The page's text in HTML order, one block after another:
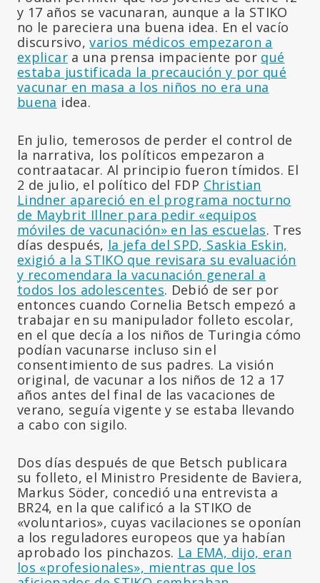
y 17 años se vacunaran, aunque a la STIKO
no le pareciera una buena idea. En el vacío
discursivo,varios médicos empezaron a
explicara una prensa impaciente por qué
estaba justificada la precaución y por qué
vacunar en masa a los niños no era una
buena idea.
En julio, temerosos de perder el control de
la narrativa, los políticos empezaron a
contraatacar. Al principio fueron tímidos. El
2 de julio, el político del FDP Christian
Lindner apareció en el programa nocturno
de Maybrit Illner para pedir «equipos
móviles de vacunación» en las escuelas. Tres
días después, la jefa del SPD, Saskia Eskin,
exigió a la STIKO que revisara su evaluación
y recomendara la vacunación general a
todos los adolescentes. Debió de ser por
entonces cuando Cornelia Betsch empezó a
trabajar en su manipulador folleto escolar,
en el que decía a los niños de Turingia cómo
podían vacunarse incluso sin el
consentimiento de sus padres. La visión
original, de vacunar a los niños de 12 a 17
años antes del final de las vacaciones de
verano, seguía vigente y se estaba llevando
a cabo con sigilo.
Dos días después de que Betsch publicara
su folleto, el Ministro Presidente de Baviera,
Markus Söder, concedió una entrevista a
BR24, en la que calificó a la STIKO de
«voluntarios», cuyas vacilaciones se oponían
a los reguladores europeos que ya habían
aprobado los pinchazos. La EMA, dijo, eran
los «profesionales», mientras que los